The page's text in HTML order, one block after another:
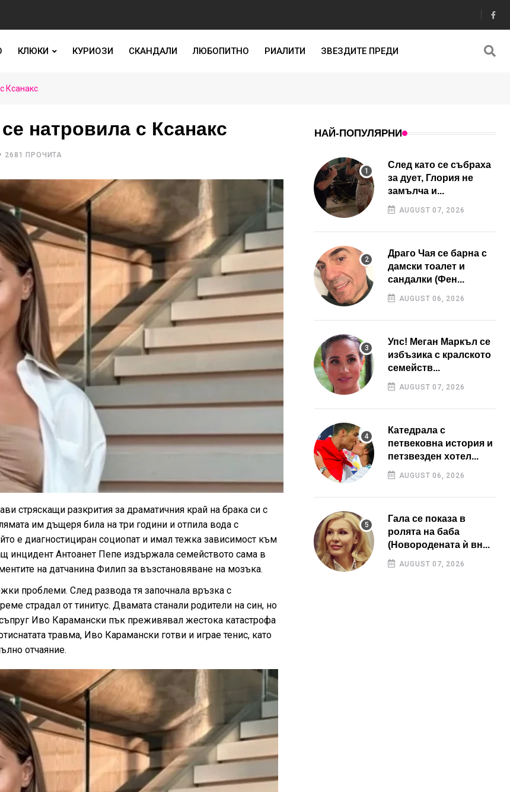
КЛЮКИ КУРИОЗИ СКАНДАЛИ ЛЮБОПИТНО РИАЛИТИ ЗВЕЗДИТЕ ПРЕДИ
Ксанакс
натровила с Ксанакс
2681 ПРОЧИТА
стряскащи разкрития за драматичния край на брака си с
им дъщеря била на три години и отпила вода с
е диагностициран социопат и имал тежка зависимост към
инцидент Антоанет Пепе издържала семейството сама в
на датчанина Филип за възстановяване на мозъка.
проблеми. След развода тя започнала връзка с
страдал от тинитус. Двамата станали родители на син, но
Иво Карамански пък преживявал жестока катастрофа
травма, Иво Карамански готви и играе тенис, като
отчаяние.
НАЙ-ПОПУЛЯРНИ
След като се събраха
за дует, Глория не
замълча и...
AUGUST 07, 2026
Драго Чая се барна с
дамски тоалет и
сандалки (Фен...
AUGUST 06, 2026
Упс! Меган Маркъл се
избъзика с кралското
семейств...
AUGUST 07, 2026
Катедрала с
петвековна история и
петзвезден хотел...
AUGUST 06, 2026
Гала се показа в
ролята на баба
(Новородената ѝ вн...
AUGUST 07, 2026